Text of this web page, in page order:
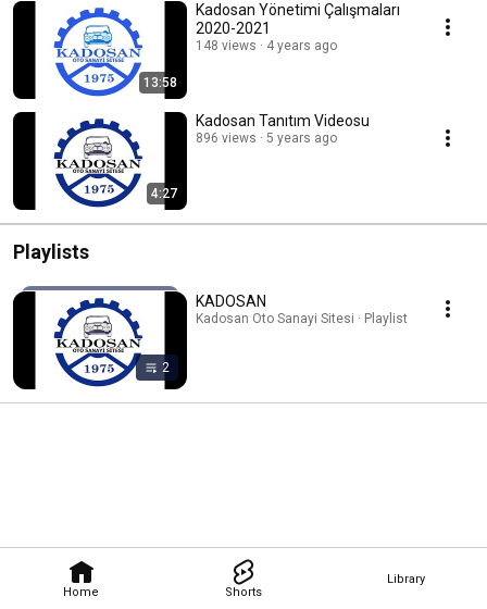
Home Shorts
Library
13:58
Kadosan Yönetimi Çalışmaları
2020-2021
148 views 4 years ago
4:27
Kadosan Tanıtım Videosu
896 views 5 years ago
Playlists
2
KADOSAN
Kadosan Oto Sanayi Sitesi · Playlist